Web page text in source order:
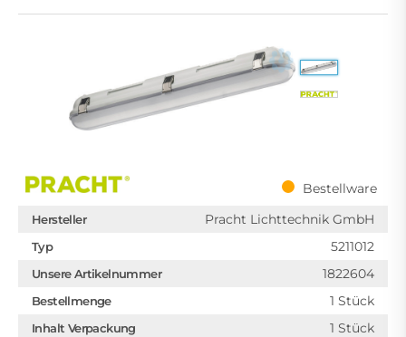
Bestellware
Hersteller Pracht Lichttechnik GmbH
Typ 5211012
Unsere Artikelnummer 1822604
Bestellmenge 1 Stück
Inhalt Verpackung 1 Stück